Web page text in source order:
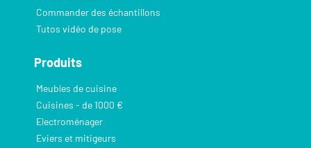
Commander des échantillons
Tutos vidéo de pose
Produits
Meubles de cuisine
Cuisines - de 1000 €
Electroménager
Eviers et mitigeurs